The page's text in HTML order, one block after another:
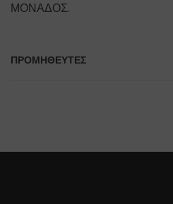
ΜΟΝΑΔΟΣ.
ΠΡΟΜΗΘΕΥΤΕΣ